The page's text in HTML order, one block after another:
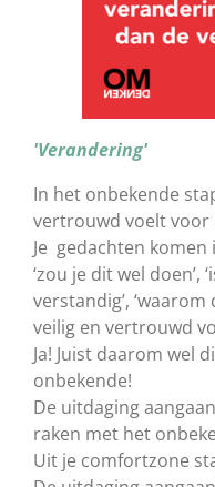
'Verandering'
In het onbekende
vertrouwd voelt voor
Je gedachten komen
‘zou je dit wel doen’,
verstandig’,
veilig en vertrouwd
Ja! Juist daarom wel
onbekende!
De uitdaging
raken met het
Uit je comfortzone